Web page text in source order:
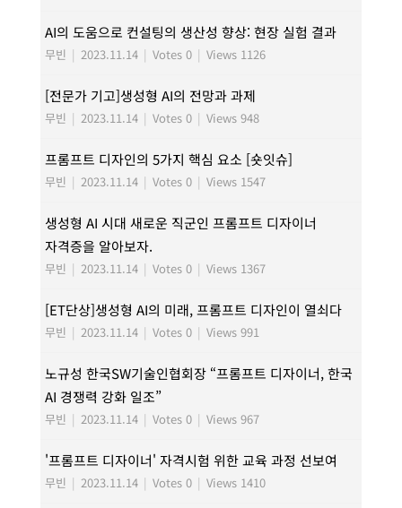
AI의 도움으로 컨설팅의 생산성 향상: 현장 실험 결과
무빈 | 2023.11.14 | Votes 0 | Views 1126
[전문가 기고]생성형 AI의 전망과 과제
무빈 | 2023.11.14 | Votes 0 | Views 948
프롬프트 디자인의 5가지 핵심 요소 [숏잇슈]
무빈 | 2023.11.14 | Votes 0 | Views 1547
생성형 AI 시대 새로운 직군인 프롬프트 디자이너
자격증을 알아보자.
무빈 | 2023.11.14 | Votes 0 | Views 1367
[ET단상]생성형 AI의 미래, 프롬프트 디자인이 열쇠다
무빈 | 2023.11.14 | Votes 0 | Views 991
노규성 한국SW기술인협회장 “프롬프트 디자이너, 한국
AI 경쟁력 강화 일조”
무빈 | 2023.11.14 | Votes 0 | Views 967
'프롬프트 디자이너' 자격시험 위한 교육 과정 선보여
무빈 | 2023.11.14 | Votes 0 | Views 1410